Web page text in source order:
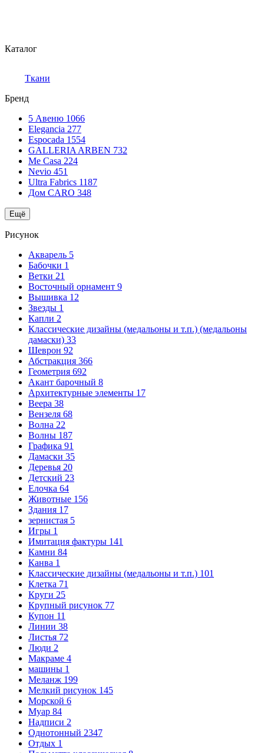
Каталог
Ткани
Бренд
5 Авеню 1066
Elegancia 277
Espocada 1554
GALLERIA ARBEN 732
Me Casa 224
Nevio 451
Ultra Fabrics 1187
Дом CARO 348
Ещё
Рисунок
Акварель 5
Бабочки 1
Ветки 21
Восточный орнамент 9
Вышивка 12
Звезды 1
Капли 2
Классические дизайны (медальоны и т.п.) (медальоны
дамаски) 33
Шеврон 92
Абстракция 366
Геометрия 692
Акант барочный 8
Архитектурные элементы 17
Веера 38
Вензеля 68
Волна 22
Волны 187
Графика 91
Дамаски 35
Деревья 20
Детский 23
Елочка 64
Животные 156
Здания 17
зернистая 5
Игры 1
Имитация фактуры 141
Камни 84
Канва 1
Классические дизайны (медальоны и т.п.) 101
Клетка 71
Круги 25
Крупный рисунок 77
Купон 11
Линии 38
Листья 72
Люди 2
Макраме 4
машины 1
Меланж 199
Мелкий рисунок 145
Морской 6
Муар 84
Надписи 2
Однотонный 2347
Отдых 1